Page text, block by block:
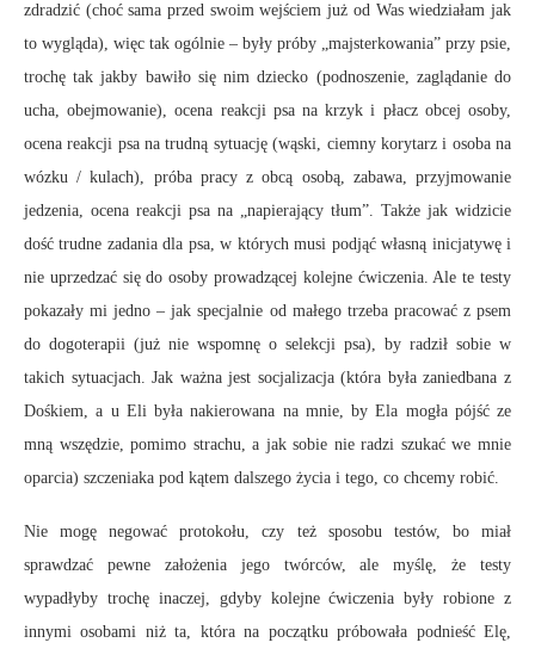
zdradzić (choć sama przed swoim wejściem już od Was wiedziałam jak
to wygląda), więc tak ogólnie – były próby „majsterkowania” przy psie,
trochę tak jakby bawiło się nim dziecko (podnoszenie, zaglądanie do
ucha, obejmowanie), ocena reakcji psa na krzyk i płacz obcej osoby,
ocena reakcji psa na trudną sytuację (wąski, ciemny korytarz i osoba na
wózku / kulach), próba pracy z obcą osobą, zabawa, przyjmowanie
jedzenia, ocena reakcji psa na „napierający tłum”. Także jak widzicie
dość trudne zadania dla psa, w których musi podjąć własną inicjatywę i
nie uprzedzać się do osoby prowadzącej kolejne ćwiczenia. Ale te testy
pokazały mi jedno – jak specjalnie od małego trzeba pracować z psem
do dogoterapii (już nie wspomnę o selekcji psa), by radził sobie w
takich sytuacjach. Jak ważna jest socjalizacja (która była zaniedbana z
Dośkiem, a u Eli była nakierowana na mnie, by Ela mogła pójść ze
mną wszędzie, pomimo strachu, a jak sobie nie radzi szukać we mnie
oparcia) szczeniaka pod kątem dalszego życia i tego, co chcemy robić.
Nie mogę negować protokołu, czy też sposobu testów, bo miał
sprawdzać pewne założenia jego twórców, ale myślę, że testy
wypadłyby trochę inaczej, gdyby kolejne ćwiczenia były robione z
innymi osobami niż ta, która na początku próbowała podnieść Elę,